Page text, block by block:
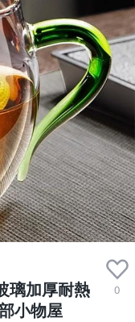
璃加厚耐熱
小物屋
0